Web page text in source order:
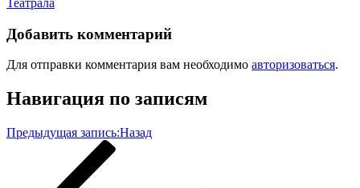
Добавить комментарий
Для отправки комментария вам необходимо авторизоваться.
Навигация по записям
Предыдущая запись:Назад